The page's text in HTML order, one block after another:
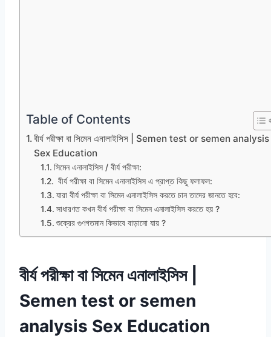
Table of Contents
বীর্য পরীক্ষা বা সিমেন এনালাইসিস | Semen test or semen analysis
Sex Education
সিমেন এনালাইসিস / বীর্য পরীক্ষা:
বীর্য পরীক্ষা বা সিমেন এনালাইসিস এ প্রাপ্ত কিছু ফলাফল:
যারা বীর্য পরীক্ষা বা সিমেন এনালাইসিস করতে চান তাদের জানতে হবে:
সাধারণত কখন বীর্য পরীক্ষা বা সিমেন এনালাইসিস করতে হয় ?
শুক্রের গুণগতমান কিভাবে বাড়ানো যায় ?
বীর্য পরীক্ষা বা সিমেন এনালাইসিস |
Semen test or semen
analysis Sex Education